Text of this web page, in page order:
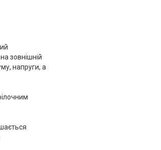
зовнішній
напруги, а